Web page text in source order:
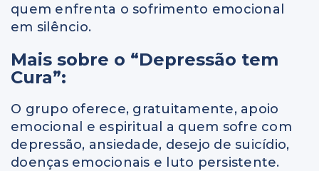
quem enfrenta o sofrimento emocional
em silêncio.
Mais sobre o “Depressão tem
Cura”:
O grupo oferece, gratuitamente, apoio
emocional e espiritual a quem sofre com
depressão, ansiedade, desejo de suicídio,
doenças emocionais e luto persistente.